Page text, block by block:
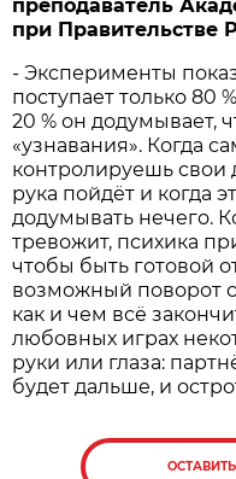
преподаватель
при Правительстве
- Эксперименты
поступает только 80
20 % он додумывает,
«узнавания». Когда
контролируешь свои
рука пойдёт и когда
додумывать нечего.
тревожит, психика
чтобы быть готовой
возможный поворот
как и чем всё
любовных играх
руки или глаза:
будет дальше, и